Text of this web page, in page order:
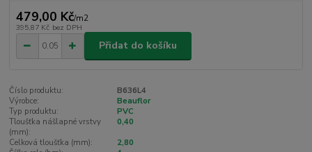
479,00 Kč/m2
395,87 Kč bez DPH
Přidat do košíku
Číslo produktu:
B636L4
Výrobce:
Beauflor
Typ produktu:
PVC
Tloušťka nášlapné vrstvy
(mm):
0,40
Celková tloušťka (mm):
2,80